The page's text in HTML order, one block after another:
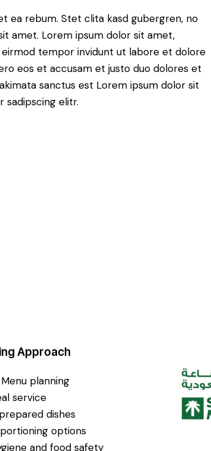
ea rebum. Stet clita kasd gubergren, no
amet. Lorem ipsum dolor sit amet,
tempor invidunt ut labore et dolore
eos et accusam et justo duo dolores et
sanctus est Lorem ipsum dolor sit
sadipscing elitr.
Approach
planning
service
dishes
options
and food safety